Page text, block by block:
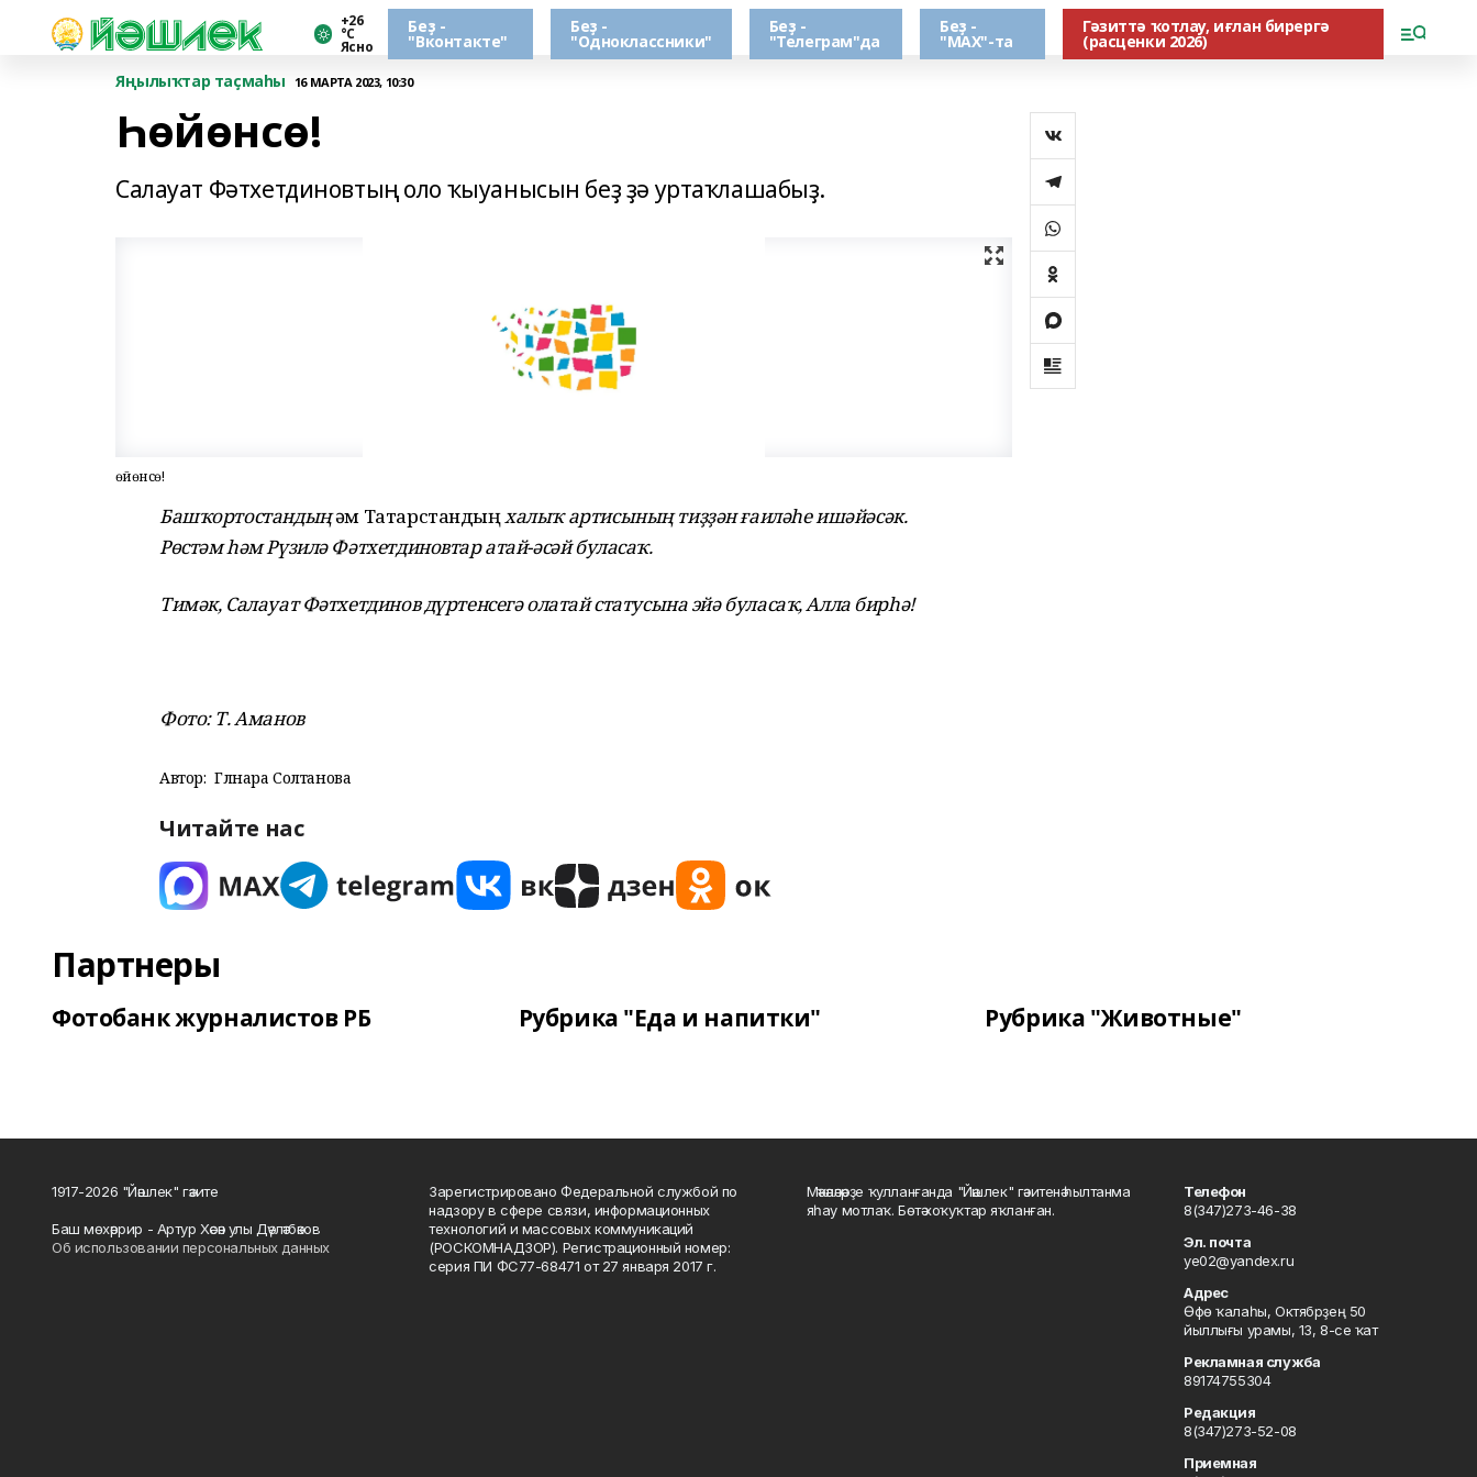
+26
°С
Ясно
Беҙ -
"Вконтакте"
Беҙ -
"Одноклассники"
Беҙ -
"Телеграм"да
Беҙ -
"МАХ"-та
Гәзиттә ҡотлау, иғлан бирергә
(расценки 2026)
Яңылыҡтар таҫмаһы
16 МАРТА 2023, 10:30
Һөйөнсө!
Салауат Фәтхетдиновтың оло ҡыуанысын беҙ ҙә уртаҡлашабыҙ.
Һөйөнсө!
Башҡортостандыңһәм Татарстандыңхалыҡ артисының тиҙҙән ғаиләһе ишәйәсәк.
Рөстәм һәм Рүзилә Фәтхетдиновтар атай-әсәй буласаҡ.
Тимәк, Салауат Фәтхетдинов дүртенсегә олатай статусына эйә буласаҡ, Алла бирһә!
Фото: Т. Аманов
Автор: Гөлнара Солтанова
Читайте нас
Партнеры
Фотобанк журналистов РБ Рубрика "Еда и напитки" Рубрика "Животные"
1917-2026 "Йәшлек" гәзите
Баш мөхәррир - Артур Хәсән улы Дәүләтбәков
Об использовании персональных данных
Зарегистрировано Федеральной службой по
надзору в сфере связи, информационных
технологий и массовых коммуникаций
(РОСКОМНАДЗОР). Регистрационный номер:
серия ПИ ФС77-68471 от 27 января 2017 г.
Мәҡәләләрҙе ҡулланғанда "Йәшлек" гәзитенә һылтанма
яһау мотлаҡ. Бөтә хоҡуҡтар яҡланған.
Телефон
8(347)273-46-38
Эл. почта
ye02@yandex.ru
Адрес
Өфө ҡалаһы, Октябрҙең 50
йыллығы урамы, 13, 8-се ҡат
Рекламная служба
89174755304
Редакция
8(347)273-52-08
Приемная